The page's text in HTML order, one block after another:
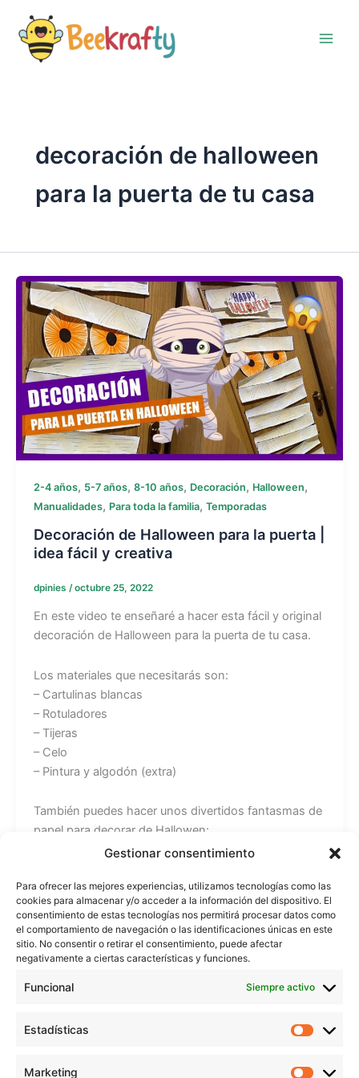
Gestionar consentimiento
Para ofrecer las mejores experiencias, utilizamos tecnologías como las
cookies para almacenar y/o acceder a la información del dispositivo. El
consentimiento de estas tecnologías nos permitirá procesar datos como
el comportamiento de navegación o las identificaciones únicas en este
sitio. No consentir o retirar el consentimiento, puede afectar
negativamente a ciertas características y funciones.
Funcional Siempre activo
Estadísticas
Marketing
contenido
decoración de halloween
para la puerta de tu casa
2-4 años, 5-7 años, 8-10 años, Decoración, Halloween,
Manualidades, Para toda la familia, Temporadas
Decoración de Halloween para la puerta |
idea fácil y creativa
dpinies /octubre 25, 2022
En este video te enseñaré a hacer esta fácil y original
decoración de Halloween para la puerta de tu casa.
Los materiales que necesitarás son:
– Cartulinas blancas
– Rotuladores
– Tijeras
– Celo
– Pintura y algodón (extra)
También puedes hacer unos divertidos fantasmas de
papel para decorar de Hallowen:
https://youtu.be/0NTAYVXC-Qc
Recuerda que todos los tutoriales los puedes ver en
mi web: https://www.beekrafty.com
También puedes encontrarme en:
Instagram: https://www.instagram.com/beekrafty/
Facebook: https://www.facebook.com/beekrafty.es/
Pinterest: https://pinterest.com/Beekrafty_es